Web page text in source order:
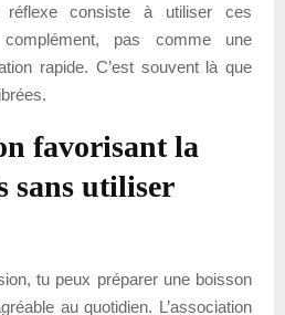
réflexe consiste à utiliser ces
pas comme une
rapide. C’est souvent là que
favorisant la
sans utiliser
tu peux préparer une boisson
au quotidien. L’association